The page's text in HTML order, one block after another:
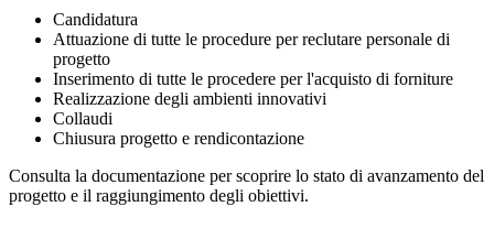
Candidatura
Attuazione di tutte le procedure per reclutare personale di
progetto
Inserimento di tutte le procedere per l'acquisto di forniture
Realizzazione degli ambienti innovativi
Collaudi
Chiusura progetto e rendicontazione
Consulta la documentazione per scoprire lo stato di avanzamento del
progetto e il raggiungimento degli obiettivi.